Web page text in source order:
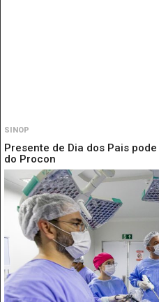
SINOP
Presente de Dia dos Pais
do Procon